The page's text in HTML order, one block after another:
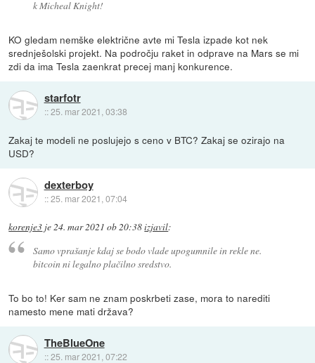
k Micheal Knight!
KO gledam nemške električne avte mi Tesla izpade kot nek
srednješolski projekt. Na področju raket in odprave na Mars se mi
zdi da ima Tesla zaenkrat precej manj konkurence.
starfotr
::25. mar 2021, 03:38
Zakaj te modeli ne poslujejo s ceno v BTC? Zakaj se ozirajo na
USD?
dexterboy
::25. mar 2021, 07:04
korenje3 je24. mar 2021 ob 20:38izjavil:
Samo vprašanje kdaj se bodo vlade upogumnile in rekle ne.
bitcoin ni legalno plačilno sredstvo.
To bo to! Ker sam ne znam poskrbeti zase, mora to narediti
namesto mene mati država?
TheBlueOne
::25. mar 2021, 07:22